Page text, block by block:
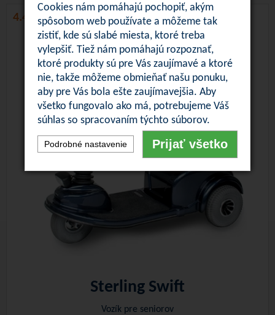
4.4 / 5
Sterling Swift
Vozík pre seniorov
Cookies nám pomáhajú pochopiť, akým
spôsobom web používate a môžeme tak
zistiť, kde sú slabé miesta, ktoré treba
vylepšiť. Tiež nám pomáhajú rozpoznať,
ktoré produkty sú pre Vás zaujímavé a ktoré
nie, takže môžeme obmieňať našu ponuku,
aby pre Vás bola ešte zaujímavejšia. Aby
všetko fungovalo ako má, potrebujeme Váš
súhlas so spracovaním týchto súborov.
Podrobné nastavenie Prijať všetko